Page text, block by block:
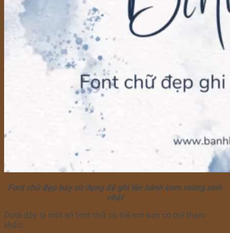
Font chữ đẹp hay sử dụng để ghi lên bánh kem mừng sinh
nhật
Dưới đây là một số font chữ cụ thể mà bạn có thể tham
khảo: